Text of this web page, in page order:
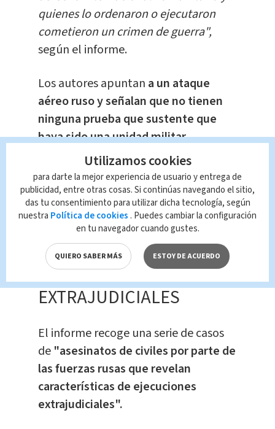
quienes lo ordenaron o ejecutaron
cometieron un crimen de guerra",
según el informe.
Los autores apuntan a un ataque
aéreo ruso y señalan que no tienen
ninguna prueba que sustente que
haya sido una unidad militar
ucraniana, como afirma el Kremlin.
Te Recomendamos
Estaciones de bus
para vacaciones de
Semana Santa
Nacional Redacción
ASESINATOS
EXTRAJUDICIALES
El informe recoge una serie de casos
de "asesinatos de civiles por parte de
las fuerzas rusas que revelan
características de ejecuciones
extrajudiciales".
Utilizamos cookies
para darte la mejor experiencia de usuario y entrega de
publicidad, entre otras cosas. Si continúas navegando el sitio,
das tu consentimiento para utilizar dicha tecnología, según
nuestra Política de cookies . Puedes cambiar la configuración
en tu navegador cuando gustes.
QUIERO SABER MÁS ESTOY DE ACUERDO